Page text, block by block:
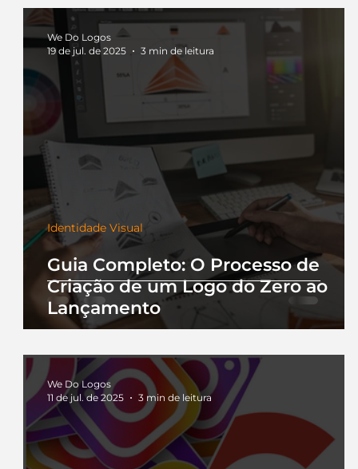
Guia Completo: O Processo de
Criação de um Logo do Zero ao
Lançamento
Identidade Visual
We Do Logos
19 de jul. de 2025
3 min de leitura
We Do Logos
11 de jul. de 2025
3 min de leitura